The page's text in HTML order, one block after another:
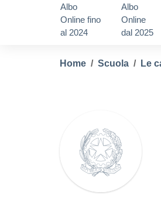
Albo
Online fino
al 2024
Albo
Online
dal 2025
Home Scuola Le